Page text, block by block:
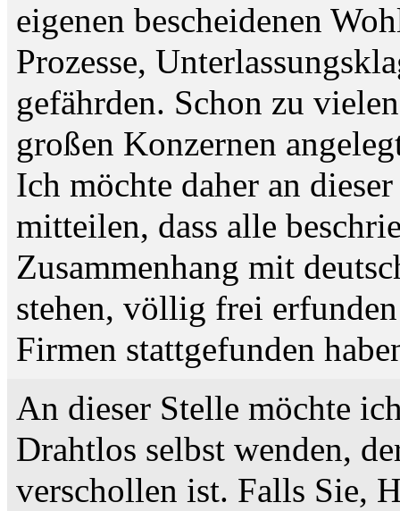
eigenen bescheidenen
Prozesse,
gefährden. Schon zu
großen Konzernen
Ich möchte daher an
mitteilen, dass alle
Zusammenhang mit
stehen, völlig frei
Firmen stattgefunden
An dieser Stelle möchte
Drahtlos selbst wenden,
verschollen ist. Falls Sie,